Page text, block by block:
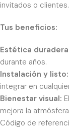
invitados o clientes.
Tus beneficios:
Estética
durante años.
Instalación y listo:
integrar en
Bienestar visual:
mejora la
Código de